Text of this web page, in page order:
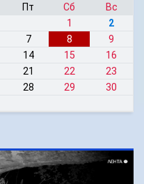
Пт Сб
Вс
1
2
7 8
9
14 15
16
21 22
23
28 29
30